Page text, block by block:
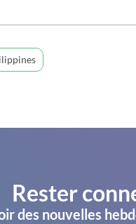
Rester
des nouvelles